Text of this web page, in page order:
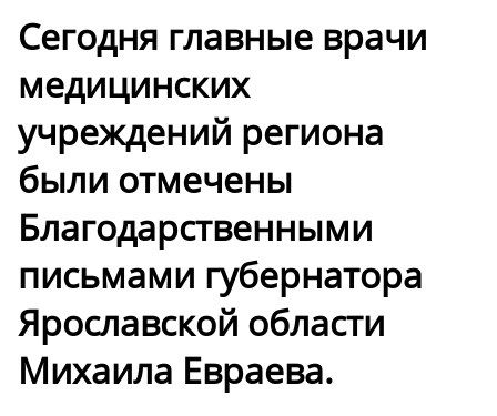
Сегодня главные врачи
медицинских
учреждений региона
были отмечены
Благодарственными
письмами губернатора
Ярославской области
Михаила Евраева.